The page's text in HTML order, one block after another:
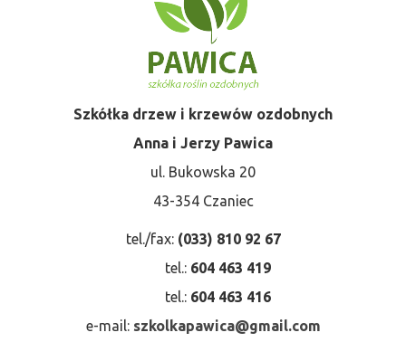
Szkółka drzew i krzewów ozdobnych
Anna i Jerzy Pawica
ul. Bukowska 20
43-354 Czaniec
tel./fax:(033) 810 92 67
tel.:604 463 419
tel.:604 463 416
e-mail: szkolkapawica@gmail.com